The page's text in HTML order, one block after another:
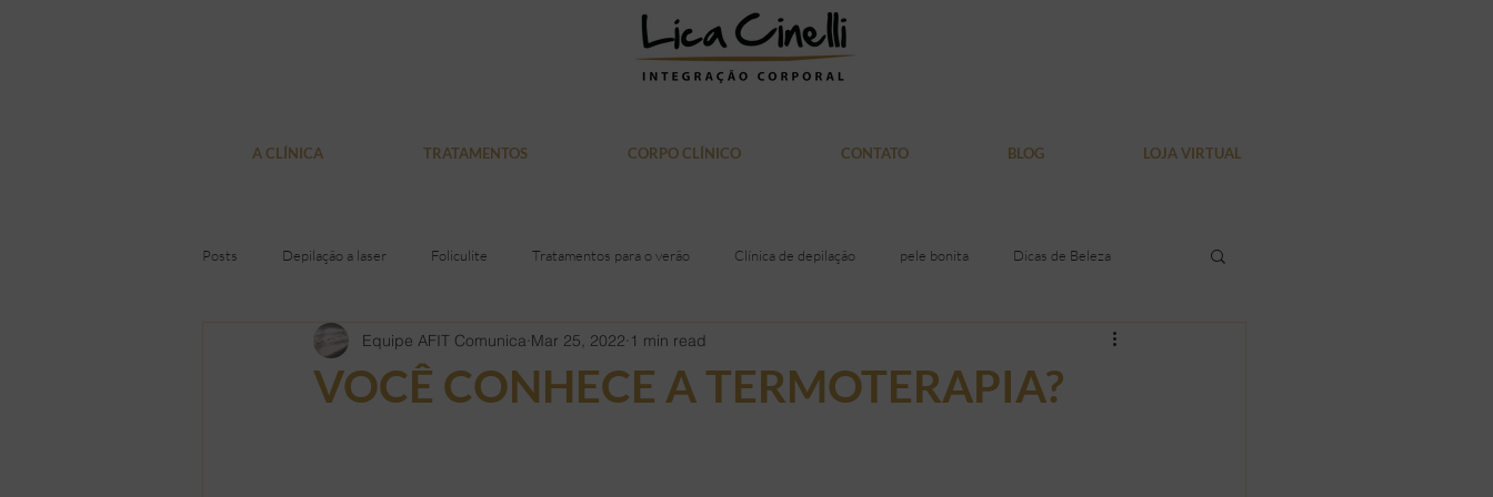
A CLÍNICA TRATAMENTOS CORPO CLÍNICO CONTATO BLOG LOJA VIRTUAL
Posts Depilação a laser Foliculite Tratamentos para o verão Clínica de depilação pele bonita Dicas de Beleza
Pelos encravados Depilação Definitiva Laser Soprano saúde
VOCÊ CONHECE A TERMOTERAPIA?
Equipe AFIT Comunica Mar 25, 2022 1 min read